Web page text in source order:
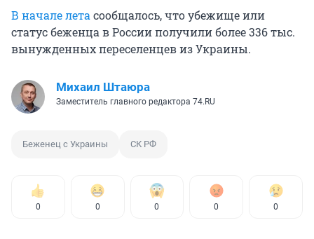
В начале лета сообщалось, что убежище или
статус беженца в России получили более 336 тыс.
вынужденных переселенцев из Украины.
Михаил Штаюра
Заместитель главного редактора 74.RU
Беженец с Украины СК РФ
0 0 0 0 0